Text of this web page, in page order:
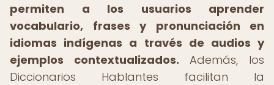
permiten a los usuarios aprender
vocabulario, frases y pronunciación en
idiomas indígenas a través de audios y
ejemplos contextualizados. Además, los
Diccionarios Hablantes facilitan la